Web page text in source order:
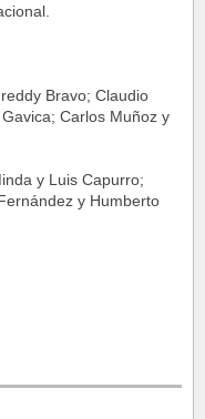
Bravo; Claudio
Carlos Muñoz y
y Luis Capurro;
y Humberto